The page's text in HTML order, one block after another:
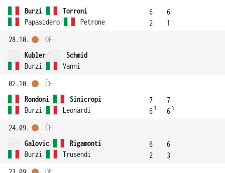
Burzi/
Torroni
Papasidero/ Petrone
6
2
6
1
28.10.
Kubler/
Schmid
Burzi / Vanni
OF
02.10.
Rondoni/
Sinicropi
Burzi / Leonardi
ČF
7
6 3
7
6 3
24.09.
Galovic/
Rigamonti
Burzi / Trusendi
ČF
6
2
6
3